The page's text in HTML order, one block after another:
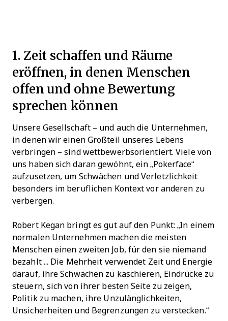
1. Zeit schaffen und Räume
eröffnen, in denen Menschen
offen und ohne Bewertung
sprechen können
Unsere Gesellschaft – und auch die Unternehmen,
in denen wir einen Großteil unseres Lebens
verbringen – sind wettbewerbsorientiert. Viele von
uns haben sich daran gewöhnt, ein „Pokerface“
aufzusetzen, um Schwächen und Verletzlichkeit
besonders im beruflichen Kontext vor anderen zu
verbergen.
Robert Kegan bringt es gut auf den Punkt: „In einem
normalen Unternehmen machen die meisten
Menschen einen zweiten Job, für den sie niemand
bezahlt ... Die Mehrheit verwendet Zeit und Energie
darauf, ihre Schwächen zu kaschieren, Eindrücke zu
steuern, sich von ihrer besten Seite zu zeigen,
Politik zu machen, ihre Unzulänglichkeiten,
Unsicherheiten und Begrenzungen zu verstecken.“